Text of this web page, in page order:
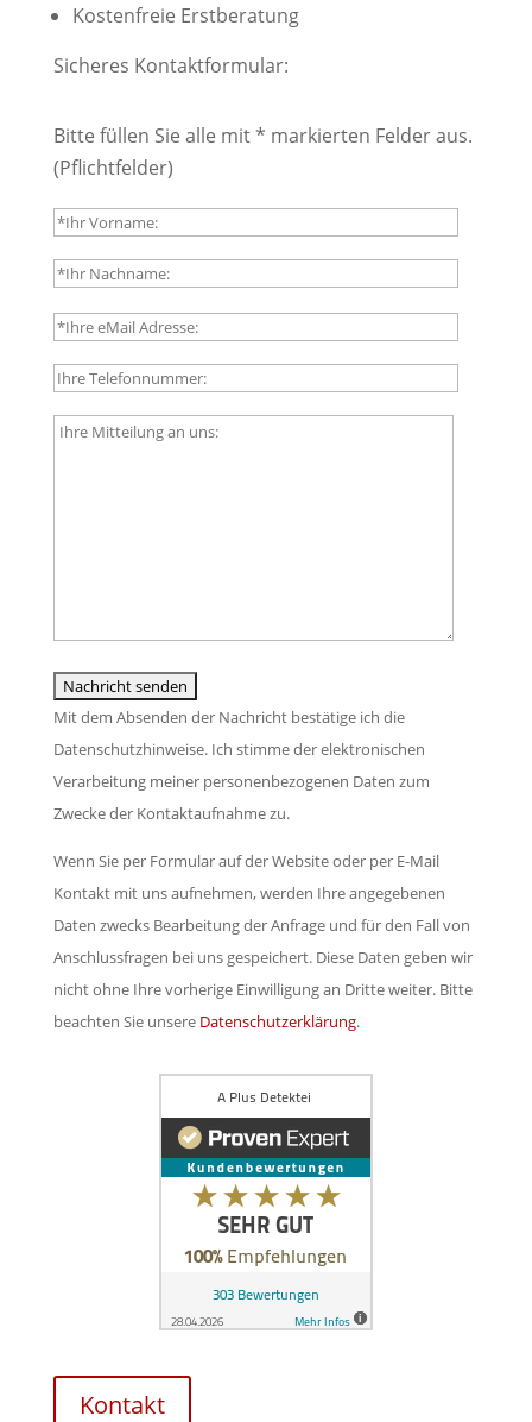
Kostenfreie Erstberatung
Sicheres Kontaktformular:
Bitte füllen Sie alle mit * markierten Felder aus.
(Pflichtfelder)
B
t
t
e
l
a
s
s
e
s
l
e
e
r
.
B
t
t
d
i
e
s
e
s
e
l
d
l
e
e
B
e
d
i
e
Mit dem Absenden der Nachricht bestätige ich die
Datenschutzhinweise. Ich stimme der elektronischen
Verarbeitung meiner personenbezogenen Daten zum
Zwecke der Kontaktaufnahme zu.
Wenn Sie per Formular auf der Website oder per E-Mail
Kontakt mit uns aufnehmen, werden Ihre angegebenen
Daten zwecks Bearbeitung der Anfrage und für den Fall von
Anschlussfragen bei uns gespeichert. Diese Daten geben wir
nicht ohne Ihre vorherige Einwilligung an Dritte weiter. Bitte
beachten Sie unsere Datenschutzerklärung.
Kontakt